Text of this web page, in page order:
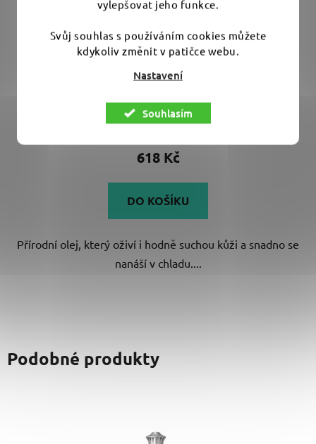
vylepšovat jeho funkce.
Svůj souhlas s používáním cookies můžete
kdykoliv změnit v patičce webu.
Nastavení
Souhlasím
Colourlock Elephant Leather Oil 250 ml - olej na
suchou kůži
Skladem(8 ks)
618 Kč
DO KOŠÍKU
Přírodní olej, který oživí i hodně suchou kůži a snadno se
nanáší v chladu....
Podobné produkty